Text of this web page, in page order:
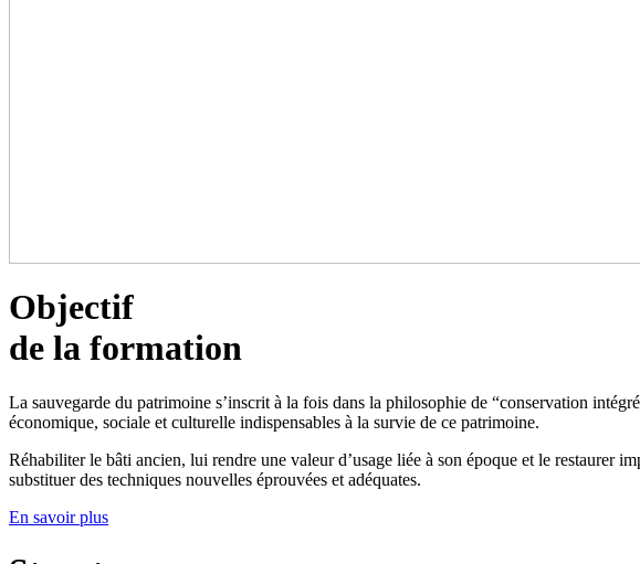
Objectif
de la formation
La sauvegarde du patrimoine s’inscrit à la fois dans la philosophie de “conservation
économique, sociale et culturelle indispensables à la survie de ce patrimoine.
Réhabiliter le bâti ancien, lui rendre une valeur d’usage liée à son époque et le restaurer
substituer des techniques nouvelles éprouvées et adéquates.
En savoir plus